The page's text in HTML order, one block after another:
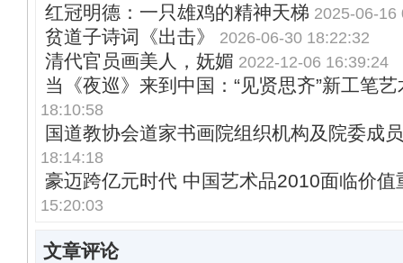
红冠明德：一只雄鸡的精神天梯 2025-06-16
贫道子诗词《出击》 2026-06-30 18:22:32
清代官员画美人，妩媚 2022-12-06 16:39:24
当《夜巡》来到中国：“见贤思齐”新工笔
18:10:58
国道教协会道家书画院组织机构及院委成
18:14:18
豪迈跨亿元时代 中国艺术品2010面临价
15:20:03
文章评论